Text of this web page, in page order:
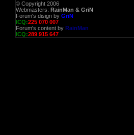
© Copyright 2006
Webmasters: RainMan & GriN
Forum's disign by GriN
ICQ:225 070 007
Forum's content by RainMan
ICQ:289 915 647